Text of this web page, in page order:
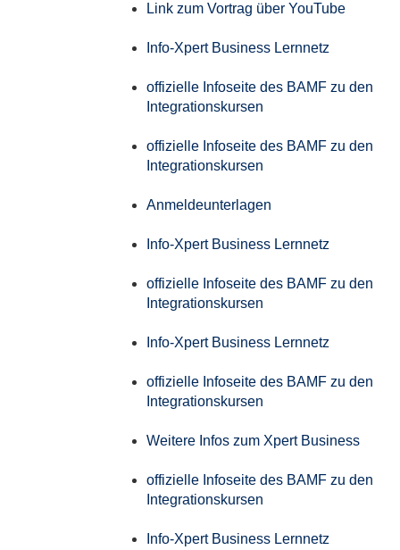
Link zum Vortrag über YouTube
Info-Xpert Business Lernnetz
offizielle Infoseite des BAMF zu den
Integrationskursen
offizielle Infoseite des BAMF zu den
Integrationskursen
Anmeldeunterlagen
Info-Xpert Business Lernnetz
offizielle Infoseite des BAMF zu den
Integrationskursen
Info-Xpert Business Lernnetz
offizielle Infoseite des BAMF zu den
Integrationskursen
Weitere Infos zum Xpert Business
offizielle Infoseite des BAMF zu den
Integrationskursen
Info-Xpert Business Lernnetz